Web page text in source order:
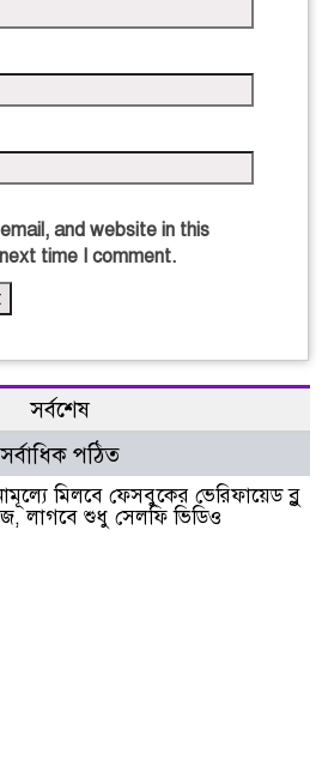
and website in this
time I comment.
সর্বশেষ
সর্বাধিক পঠিত
মিলবে ফেসবুকের ভেরিফায়েড ব্লু
লাগবে শুধু সেলফি ভিডিও